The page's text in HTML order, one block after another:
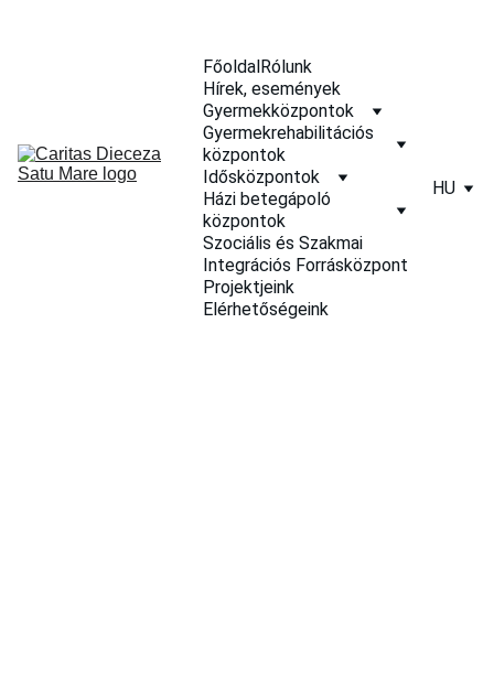
FőoldalRólunk
Hírek, események
Gyermekközpontok
Gyermekrehabilitációs
központok
Idősközpontok
Házi betegápoló
központok
Szociális és Szakmai
Integrációs Forrásközpont
Projektjeink
Elérhetőségeink
HU